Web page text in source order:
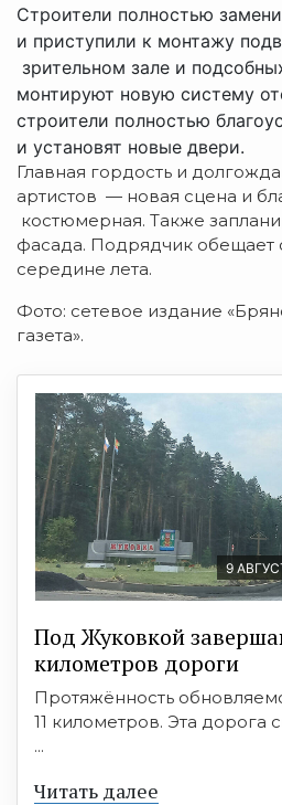
Строители полностью
и приступили к монтажу
зрительном зале и
монтируют новую систему
строители полностью
и установят новые двери.
Главная гордость и
артистов — новая сцена и
костюмерная. Также
фасада. Подрядчик обещает
середине лета.
Фото: сетевое издание
газета».
9
Под Жуковкой
километров дороги
Протяжённость
11 километров. Эта дорога
...
Читать далее